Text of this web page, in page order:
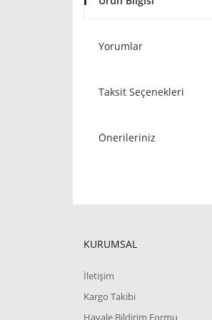
Yorumlar
Taksit Seçenekleri
Önerileriniz
KURUMSAL
İletişim
Kargo Takibi
Havale Bildirim Formu